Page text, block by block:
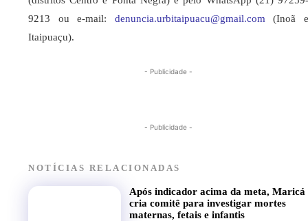
9213 ou e-mail: denuncia.urbitaipuacu@gmail.com (Inoã
Itaipuaçu).
- Publicidade -
- Publicidade -
NOTÍCIAS RELACIONADAS
Após indicador acima da meta, Maricá
cria comitê para investigar mortes
maternas, fetais e infantis